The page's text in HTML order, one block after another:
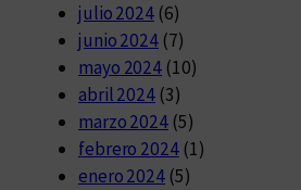
julio 2024 (6)
junio 2024 (7)
mayo 2024 (10)
abril 2024 (3)
marzo 2024 (5)
febrero 2024(1)
enero 2024 (5)